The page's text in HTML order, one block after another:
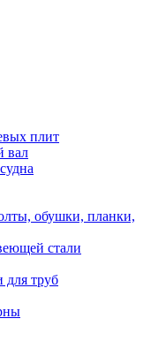
плит
вал
обушки, планки,
стали
для труб